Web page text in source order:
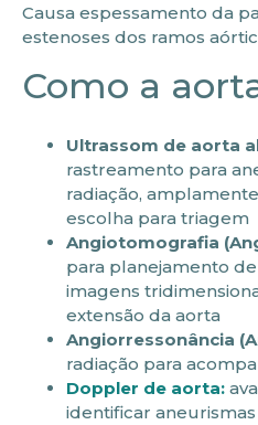
Causa espessamento da
estenoses dos ramos
Como a
Ultrassom de aorta
rastreamento para
radiação,
escolha para triagem
Angiotomografia
para planejamento
imagens
extensão da aorta
Angiorressonância
radiação para
Doppler de aorta:
identificar